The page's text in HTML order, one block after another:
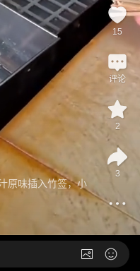
原味插入竹签，小
15
评论
2
3